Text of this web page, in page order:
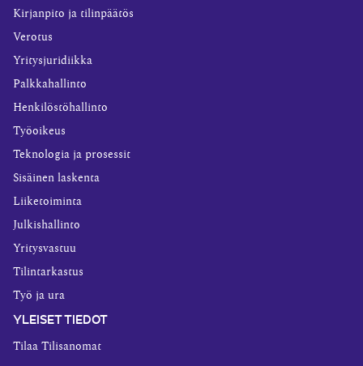
Kirjanpito ja tilinpäätös
Verotus
Yritysjuridiikka
Palkkahallinto
Henkilöstöhallinto
Työoikeus
Teknologia ja prosessit
Sisäinen laskenta
Liiketoiminta
Julkishallinto
Yritysvastuu
Tilintarkastus
Työ ja ura
YLEISET TIEDOT
Tilaa Tilisanomat